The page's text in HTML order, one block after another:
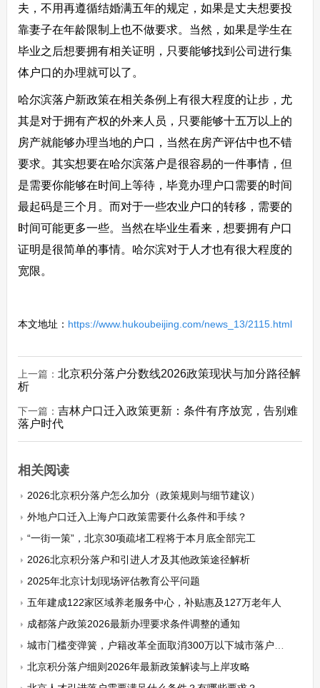
夫，不用再遵循结婚满五年的规定，如果是丈夫想要投
靠妻子在年龄限制上也不做要求。当然，如果是学生在
毕业之后想要拥有相关证明，只要能够找到公司进行集
体户口的办理就可以了。
哈尔滨落户新政策在相关条例上有很大程度的让步，尤
其是对于拥有产权的外来人员，只要能够十五万以上的
房产就能够办理当地的户口，当然在房产评估中也不错
要求。其实想要在哈尔滨落户是很容易的一件事情，但
是需要你能够在时间上等待，毕竟办理户口需要的时间
最起码是三个月。而对于一些农业户口的转移，需要的
时间可能更多一些。当然在毕业生看来，想要拥有户口
证明是很简单的事情。哈尔滨对于人才也有很大程度的
宽限。
本文地址： https://www.hukoubeijing.com/news_13/2115.html
上一篇： 北京积分落户分数线2026政策现状与加分路径解
析
下一篇： 吉林户口迁入政策更新：条件有序放宽，告别难
落户时代
相关阅读
2026北京积分落户怎么加分（政策规则与细节建议）
外地户口迁入上海户口政策需要什么条件和手续？
“一街一策”，北京30项疏堵工程将于本月底全部完工
2026北京积分落户和引进人才及其他政策途径解析
2025年北京计划现场评估教育公平问题
五年建成122家区域养老服务中心，补贴惠及127万老年人
成都落户政策2026最新办理要求条件调整的通知
城市门槛变弹簧，户籍改革全面取消300万以下城市落户限制
北京积分落户细则2026年最新政策解读与上岸攻略